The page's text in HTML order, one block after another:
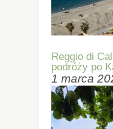
Reggio di
podróży po
1 marca